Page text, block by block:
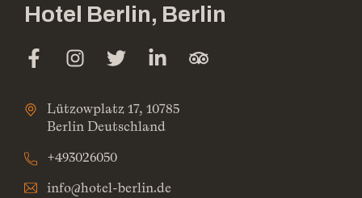
Hotel Berlin, Berlin
Lützowplatz 17, 10785
Berlin Deutschland
+493026050
info@hotel-berlin.de